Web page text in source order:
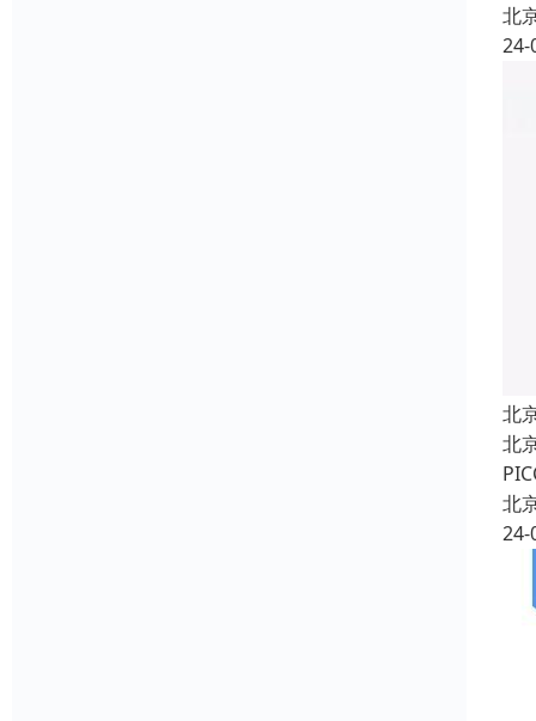
北
24-
北
北
北
24-